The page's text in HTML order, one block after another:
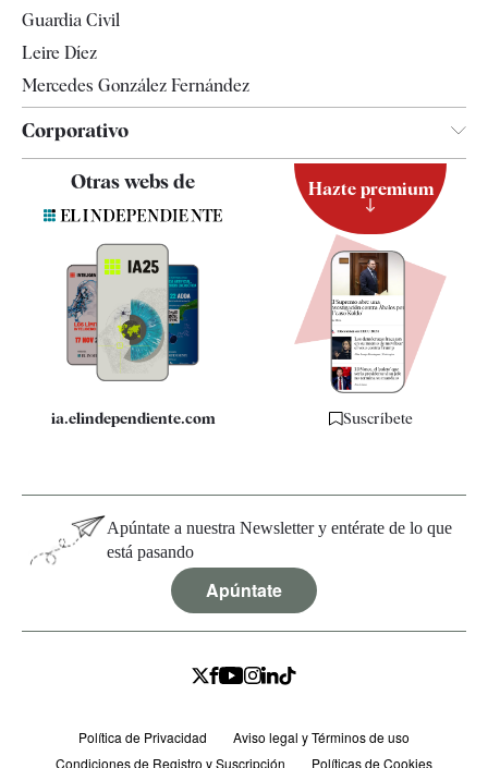
Guardia Civil
Leire Díez
Mercedes González Fernández
Corporativo
Contacto
Quiénes somos
Especificaciones
Otras webs de
ia.elindependiente.com
Hazte premium
Suscríbete
Apúntate a nuestra Newsletter y entérate de lo que
está pasando
Apúntate
Política de Privacidad
Aviso legal y Términos de uso
Condiciones de Registro y Suscripción
Políticas de Cookies